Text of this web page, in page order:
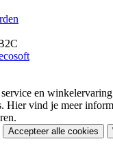
en
Hier vind je meer
Accepteer alle cookies